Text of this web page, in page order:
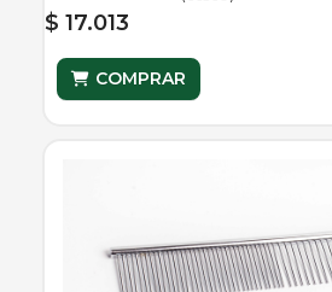
$ 17.013
COMPRAR